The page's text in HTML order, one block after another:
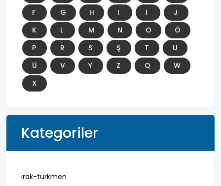
F
G H I İ
J
K
L M N O
Ö
P
R S Ş T
U
Ü
V Y Z Q
W
X
Kategoriler
irak-türkmen